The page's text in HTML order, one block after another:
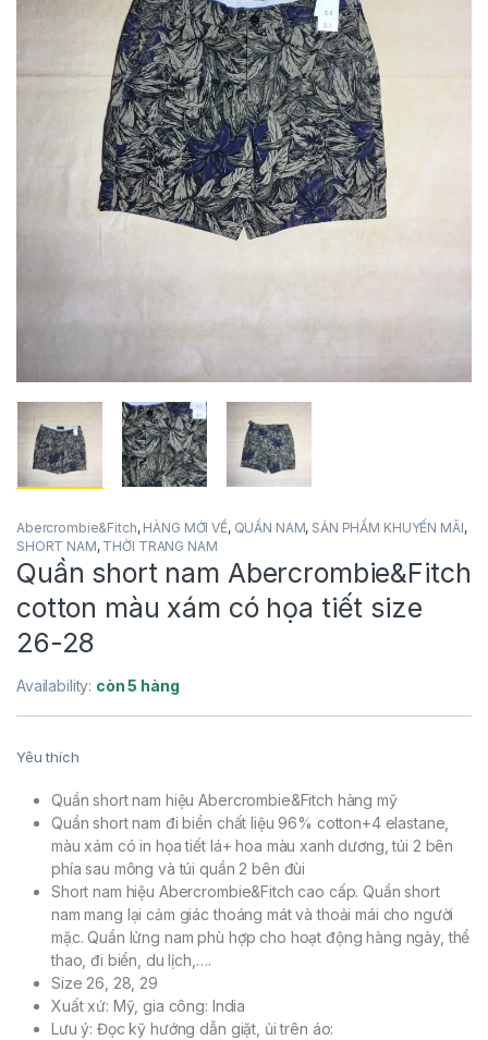
Abercrombie&Fitch, HÀNG MỚI VỀ, QUẦN NAM, SẢN PHẨM KHUYẾN MÃI,
SHORT NAM, THỜI TRANG NAM
Quần short nam Abercrombie&Fitch
cotton màu xám có họa tiết size
26-28
Availability: còn 5 hàng
Yêu thích
Quần short nam hiệu Abercrombie&Fitch hàng mỹ
Quần short nam đi biển chất liệu 96% cotton+4 elastane,
màu xám có in họa tiết lá+ hoa màu xanh dương, túi 2 bên
phía sau mông và túi quần 2 bên đùi
Short nam hiệu Abercrombie&Fitch cao cấp. Quần short
nam mang lại cảm giác thoáng mát và thoải mái cho người
mặc. Quần lửng nam phù hợp cho hoạt động hàng ngày, thể
thao, đi biển, du lịch,….
Size 26, 28, 29
Xuất xứ: Mỹ, gia công: India
Lưu ý: Đọc kỹ hướng dẫn giặt, ủi trên áo: